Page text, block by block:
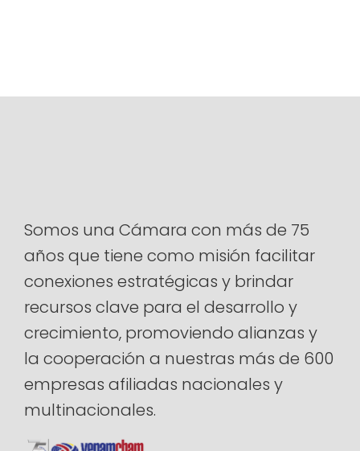
Somos una Cámara con más de 75
años que tiene como misión facilitar
conexiones estratégicas y brindar
recursos clave para el desarrollo y
crecimiento, promoviendo alianzas y
la cooperación a nuestras más de 600
empresas afiliadas nacionales y
multinacionales.